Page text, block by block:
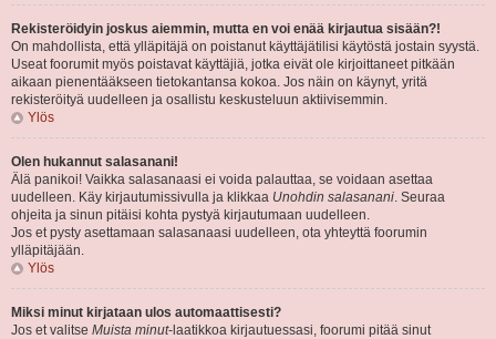
Rekisteröidyin joskus aiemmin, mutta en voi enää kirjautua sisään?!
On mahdollista, että ylläpitäjä on poistanut käyttäjätilisi käytöstä jostain syystä.
Useat foorumit myös poistavat käyttäjiä, jotka eivät ole kirjoittaneet pitkään
aikaan pienentääkseen tietokantansa kokoa. Jos näin on käynyt, yritä
rekisteröityä uudelleen ja osallistu keskusteluun aktiivisemmin.
Ylös
Olen hukannut salasanani!
Älä panikoi! Vaikka salasanaasi ei voida palauttaa, se voidaan asettaa
uudelleen. Käy kirjautumissivulla ja klikkaa Unohdin salasanani. Seuraa
ohjeita ja sinun pitäisi kohta pystyä kirjautumaan uudelleen.
Jos et pysty asettamaan salasanaasi uudelleen, ota yhteyttä foorumin
ylläpitäjään.
Ylös
Miksi minut kirjataan ulos automaattisesti?
Jos et valitse Muista minut-laatikkoa kirjautuessasi, foorumi pitää sinut